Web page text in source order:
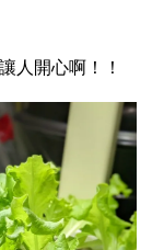
人開心啊！！